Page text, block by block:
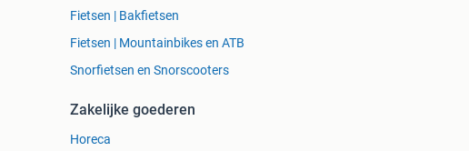
Fietsen | Bakfietsen
Fietsen | Mountainbikes en ATB
Snorfietsen en Snorscooters
Zakelijke goederen
Horeca